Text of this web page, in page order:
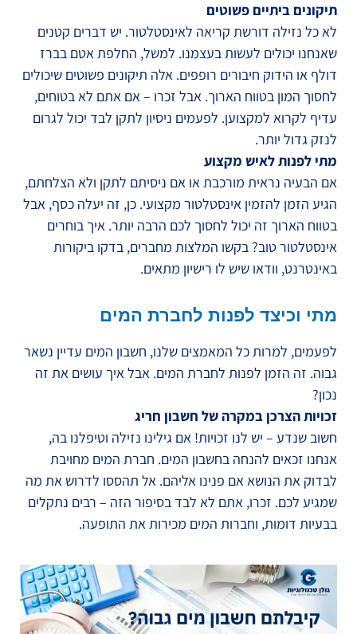
תיקונים ביתיים פשוטים
לא כל נזילה דורשת קריאה לאינסטלטור. יש דברים קטנים
שאנחנו יכולים לעשות בעצמנו. למשל, החלפת אטם בברז
דולף או הידוק חיבורים רופפים. אלה תיקונים פשוטים שיכולים
לחסוך המון בטווח הארוך. אבל זכרו – אם אתם לא בטוחים,
עדיף לקרוא למקצוען. לפעמים ניסיון לתקן לבד יכול לגרום
לנזק גדול יותר.
מתי לפנות לאיש מקצוע
אם הבעיה נראית מורכבת או אם ניסיתם לתקן ולא הצלחתם,
הגיע הזמן להזמין אינסטלטור מקצועי. כן, זה יעלה כסף, אבל
בטווח הארוך זה יכול לחסוך לכם הרבה יותר. איך בוחרים
אינסטלטור טוב? בקשו המלצות מחברים, בדקו ביקורות
באינטרנט, וודאו שיש לו רישיון מתאים.
מתי וכיצד לפנות לחברת המים
לפעמים, למרות כל המאמצים שלנו, חשבון המים עדיין נשאר
גבוה. זה הזמן לפנות לחברת המים. אבל איך עושים את זה
נכון?
זכויות הצרכן במקרה של חשבון חריג
חשוב שנדע – יש לנו זכויות! אם גילינו נזילה וטיפלנו בה,
אנחנו זכאים להנחה בחשבון המים. חברת המים מחויבת
לבדוק את הנושא אם פנינו אליהם. אל תהססו לדרוש את מה
שמגיע לכם. זכרו, אתם לא לבד בסיפור הזה – רבים נתקלים
בבעיות דומות, וחברות המים מכירות את התופעה.